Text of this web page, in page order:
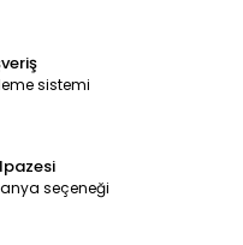
sistemi
seçeneği